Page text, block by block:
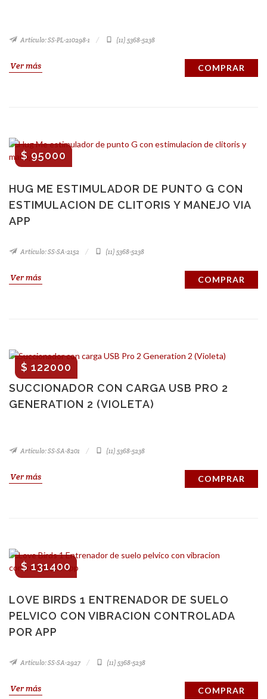
Artículo: SS-PL-210298-1 (11) 5368-5238
Ver más COMPRAR
HUG ME ESTIMULADOR DE PUNTO G CON
ESTIMULACION DE CLITORIS Y MANEJO VIA
APP
$ 95000
Artículo: SS-SA-2152 (11) 5368-5238
Ver más COMPRAR
SUCCIONADOR CON CARGA USB PRO 2
GENERATION 2 (VIOLETA)
$ 122000
Artículo: SS-SA-8201 (11) 5368-5238
Ver más COMPRAR
LOVE BIRDS 1 ENTRENADOR DE SUELO
PELVICO CON VIBRACION CONTROLADA
POR APP
$ 131400
Artículo: SS-SA-2927 (11) 5368-5238
Ver más COMPRAR